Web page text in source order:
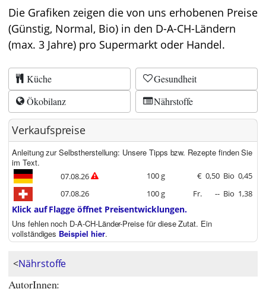
Die Grafiken zeigen die von uns erhobenen Preise
(Günstig, Normal, Bio) in den D-A-CH-Ländern
(max. 3 Jahre) pro Supermarkt oder Handel.
Küche
Gesundheit
Ökobilanz
Nährstoffe
Verkaufspreise
Anleitung zur Selbstherstellung: Unsere Tipps bzw. Rezepte finden Sie
im Text.
07.08.26 100 g € 0,50 Bio 0,45
07.08.26
100 g Fr. -- Bio 1,38
Klick auf Flagge öffnet Preisentwicklungen.
Uns fehlen noch D-A-CH-Länder-Preise für diese Zutat. Ein
vollständiges Beispiel hier.
<Nährstoffe
AutorInnen: